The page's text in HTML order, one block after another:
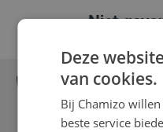
Niet
Neem
Bel | Mail
Deze
van cookies.
Bij Chamizo
beste service